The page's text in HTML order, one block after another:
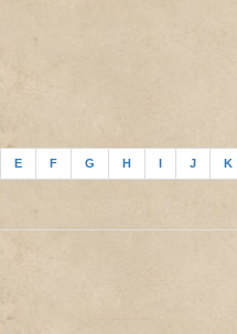
E F G H I J K